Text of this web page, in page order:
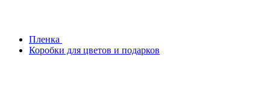
Плeнка
Коробки для цветов и подарков